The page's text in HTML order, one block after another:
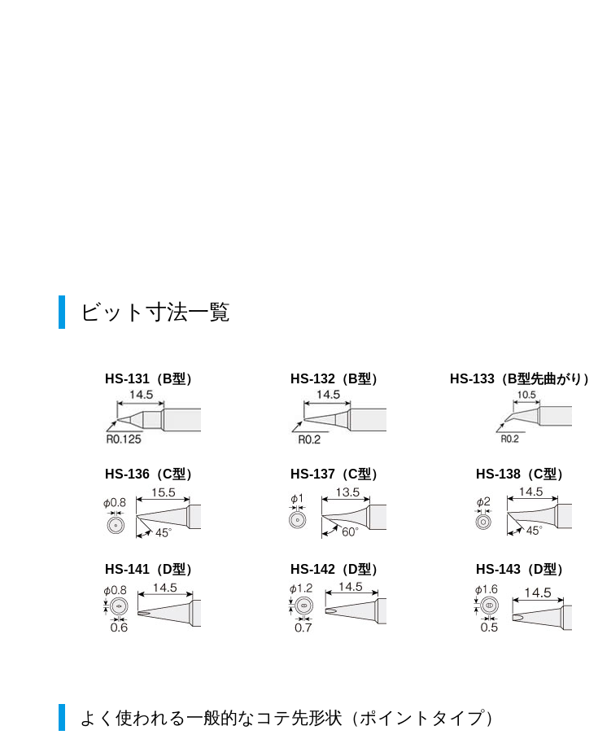
ビット寸法一覧
HS-131（B型） HS-132（B型） HS-133（B型先曲がり）
HS-136（C型） HS-137（C型） HS-138（C型）
HS-141（D型） HS-142（D型） HS-143（D型）
よく使われる一般的なコテ先形状（ポイントタイプ）